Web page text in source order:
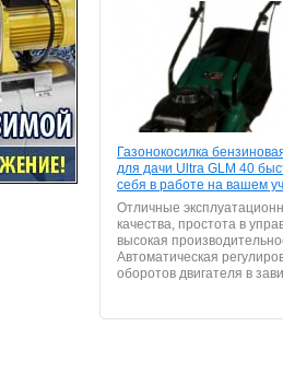
Газонокосилка
для дачи Ultra GLM 40
себя в работе на вашем
Отличные
качества, простота в
высокая
Автоматическая
оборотов двигателя в